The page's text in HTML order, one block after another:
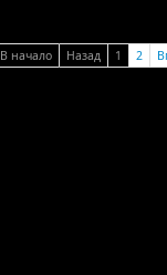
В начало Назад 1 2